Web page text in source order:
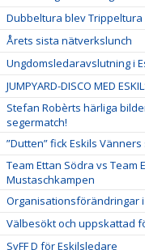
Dubbeltura blev
Årets sista nätverkslunch
Ungdomsledaravslutning i
JUMPYARD-DISCO MED
Stefan Robèrts härliga
segermatch!
”Dutten” fick Eskils
Team Ettan Södra vs Team
Mustaschkampen
Organisationsförändringar i
Välbesökt och uppskattad
SvFF D för Eskilsledare